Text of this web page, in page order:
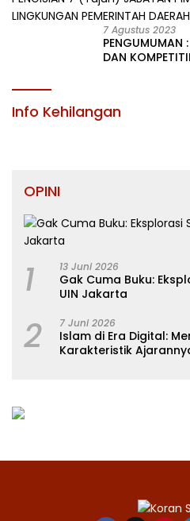
7 Agustus 2023
PENGUMUMAN
DAN
Info Kehilangan
OPINI
1 13 Juni 2026
Gak Cuma Buku:
UIN Jakarta
2 7 Juni 2026
Islam di Era Digital:
Karakteristik